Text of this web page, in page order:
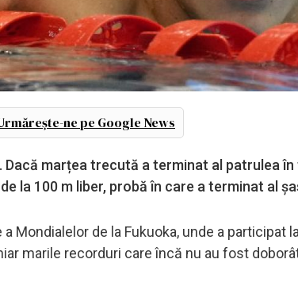
ne pe Google News
marțea trecută a terminat al patrulea în
la 100 m liber, probă în care a terminat al
Mondialelor de la Fukuoka, unde a participat
marile recorduri care încă nu au fost